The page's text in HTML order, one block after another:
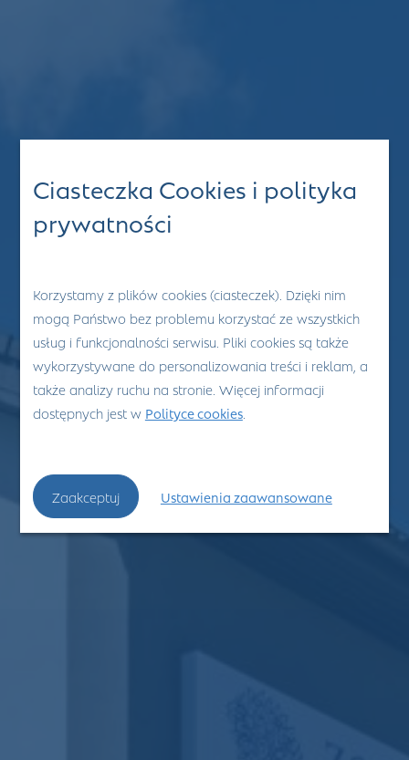
Ciasteczka Cookies i polityka
prywatności
Korzystamy z plików cookies (ciasteczek). Dzięki nim
mogą Państwo bez problemu korzystać ze wszystkich
usług i funkcjonalności serwisu. Pliki cookies są także
wykorzystywane do personalizowania treści i reklam, a
także analizy ruchu na stronie. Więcej informacji
dostępnych jest w Polityce cookies.
Zaakceptuj Ustawienia zaawansowane